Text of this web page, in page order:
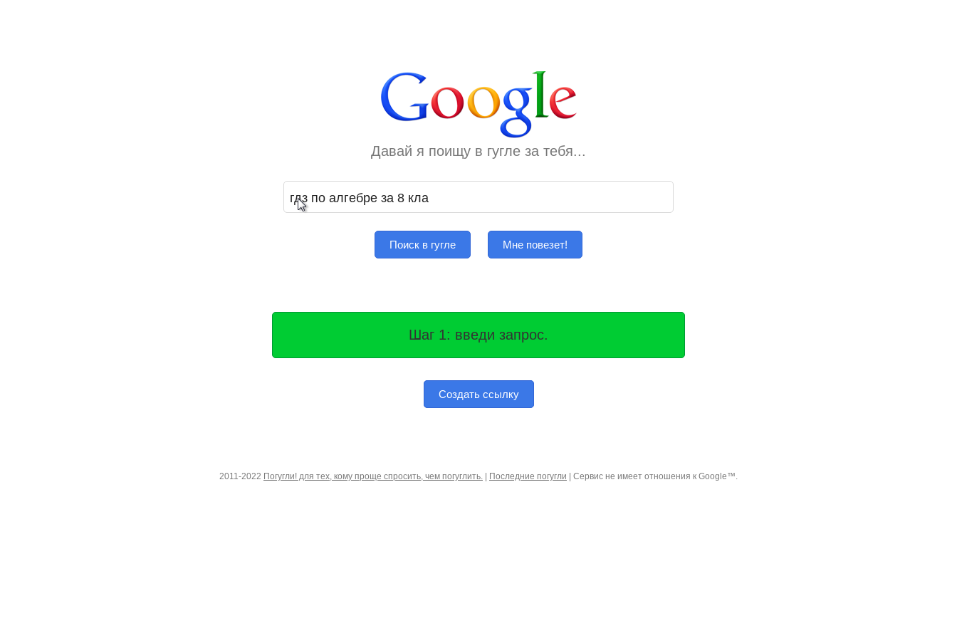
Давай я поищу в гугле за тебя...
Поиск в гугле Мне повезет!
Шаг 1: введи запрос.
Создать ссылку
2011-2022 Погугли! для тех, кому проще спросить, чем погуглить. Последние погугли | Сервис не имеет отношения к Google™.